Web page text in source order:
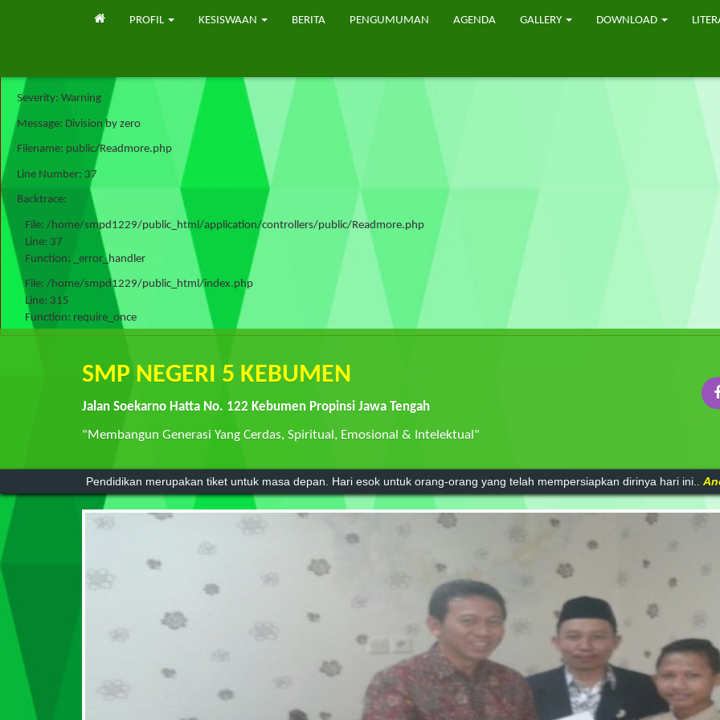
Severity: Warning
Message: Division by zero
Filename: public/Readmore.php
Line Number: 37
Backtrace:
File: /home/smpd1229/public_html/application/controllers/public/Readmore.php
Line: 37
Function: _error_handler
File: /home/smpd1229/public_html/index.php
Line: 315
Function: require_once
PROFIL KESISWAAN BERITA PENGUMUMAN AGENDA GALLERY DOWNLOAD
SMP NEGERI 5 KEBUMEN
Jalan Soekarno Hatta No. 122 Kebumen Propinsi Jawa Tengah
"Membangun Generasi Yang Cerdas, Spiritual, Emosional & Intelektual"
Pendidikan merupakan tiket untuk masa depan. Hari esok untuk orang-orang yang telah mempersiapkan dirinya hari ini..